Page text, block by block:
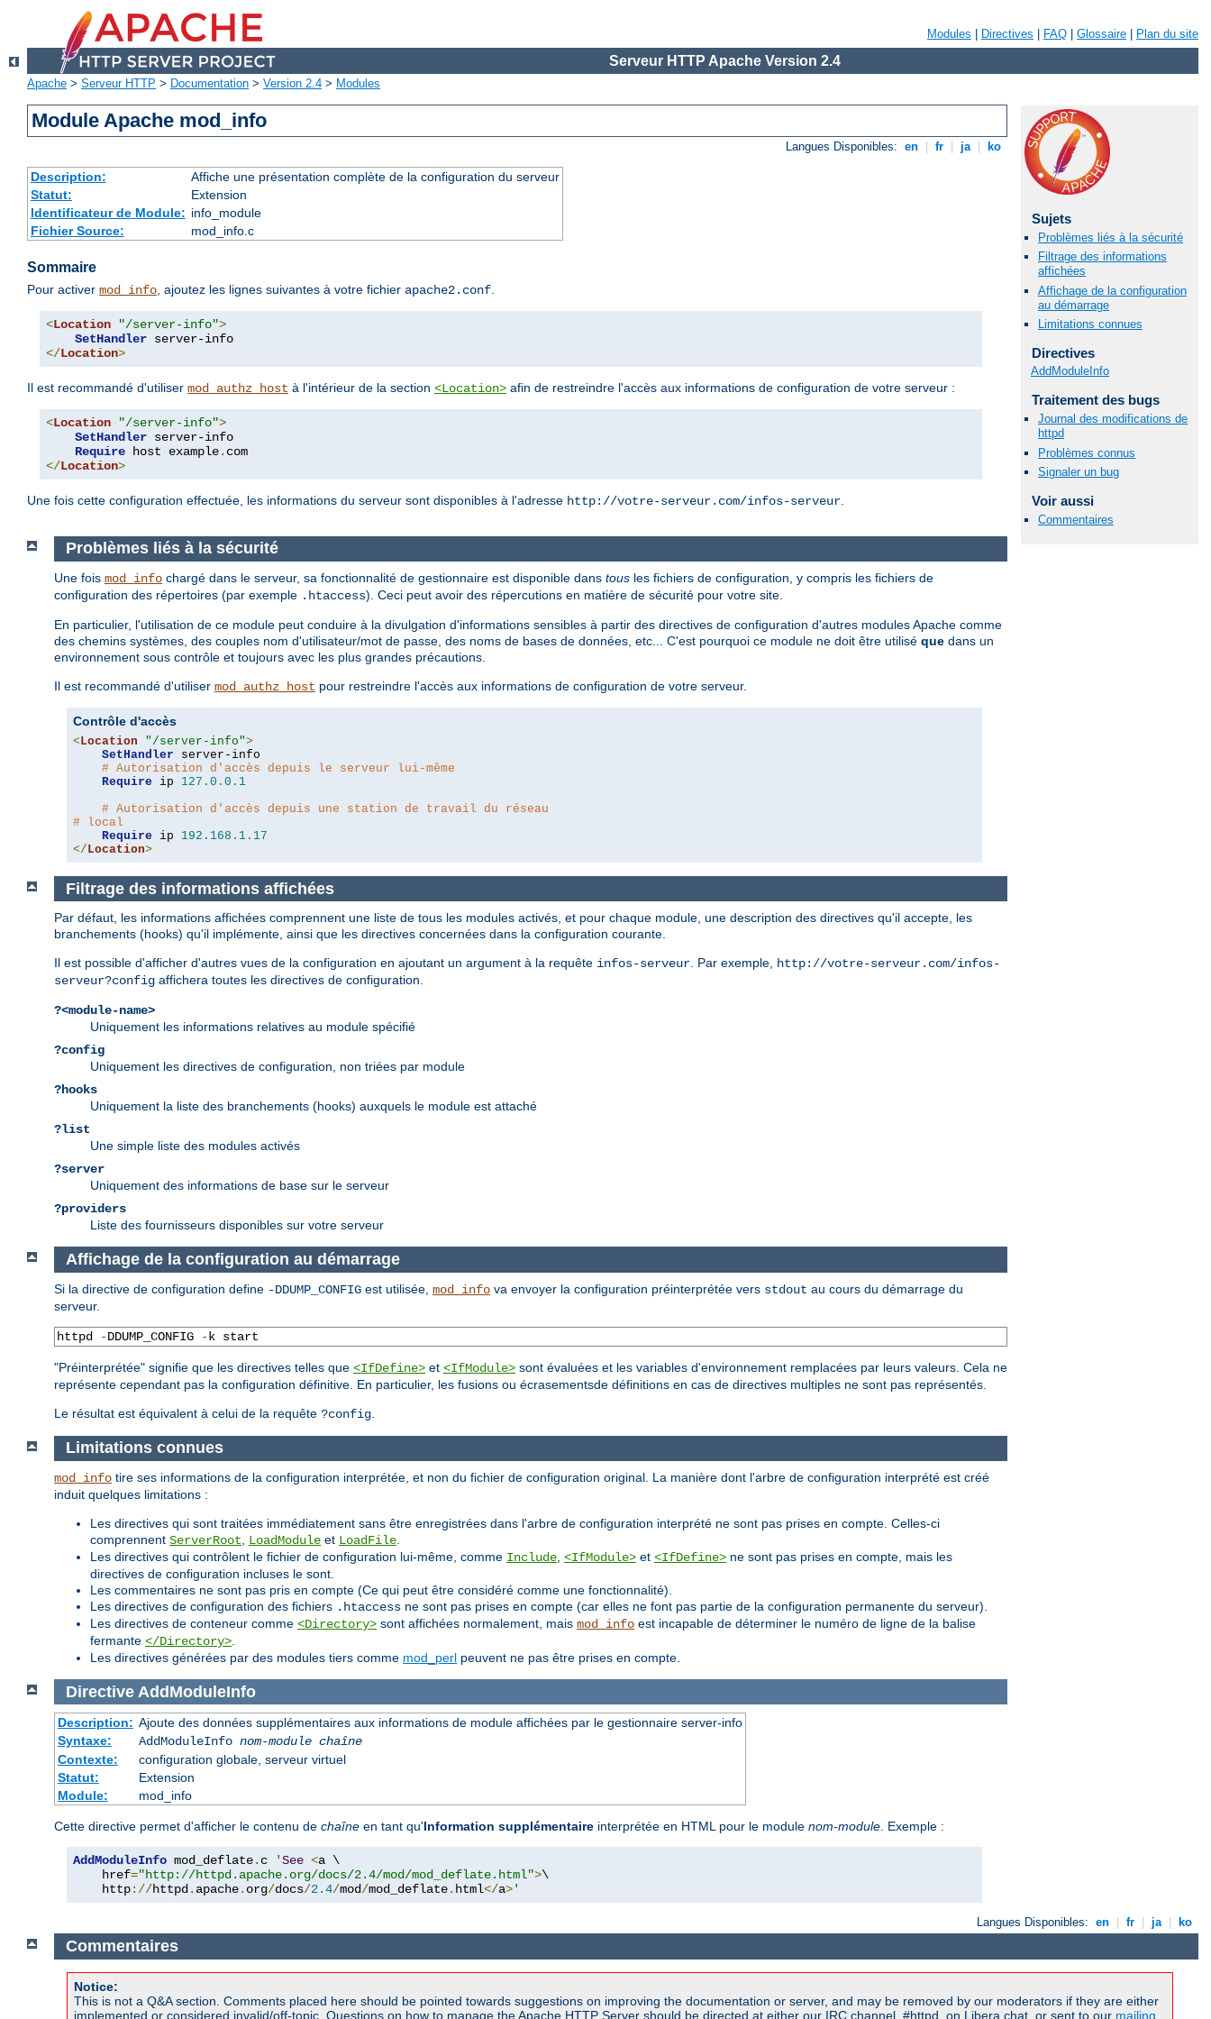
Modules Directives FAQ Glossaire Plan du site
Serveur HTTP Apache Version 2.4
Apache > Serveur HTTP > Documentation > Version 2.4 > Modules
Module Apache mod_info
Langues Disponibles: en fr ja ko
Description:
Affiche une présentation complète de la configuration du serveur
Statut:
Extension
Identificateur de Module: info_module
Fichier Source:
mod_info.c
Sommaire
Pour activer mod_info, ajoutez les lignes suivantes à votre fichier apache2.conf.
<Location "/server-info">
SetHandler
</Location>
Il est recommandé d'utiliser mod_authz_host à l'intérieur de la section <Location> afin de restreindre l'accès aux informations de configuration de votre serveur :
<Location "/server-info">
SetHandler server-info
Require host example.
</Location>
Une fois cette configuration effectuée, les informations du serveur sont disponibles à l'adresse http://votre-serveur.com/infos-serveur.
Sujets
Problèmes liés à la sécurité
Filtrage des informations
affichées
Affichage de la configuration
au démarrage
Limitations connues
Directives
AddModuleInfo
Traitement des bugs
Journal des modifications de
httpd
Problèmes connus
Signaler un bug
Voir aussi
Commentaires
Problèmes liés à la sécurité
Une fois mod_info chargé dans le serveur, sa fonctionnalité de gestionnaire est disponible dans tous les fichiers de configuration, y compris les fichiers de
configuration des répertoires (par exemple .htaccess). Ceci peut avoir des répercutions en matière de sécurité pour votre site.
En particulier, l'utilisation de ce module peut conduire à la divulgation d'informations sensibles à partir des directives de configuration d'autres modules Apache comme
des chemins systèmes, des couples nom d'utilisateur/mot de passe, des noms de bases de données, etc... C'est pourquoi ce module ne doit être utilisé que dans un
environnement sous contrôle et toujours avec les plus grandes précautions.
Il est recommandé d'utiliser mod_authz_host pour restreindre l'accès aux informations de configuration de votre serveur.
Contrôle d'accès
< Location "/server-info">
SetHandler server-info
# Autorisation d'accès depuis le serveur lui-même
Require ip 127.0 . 0.1
# Autorisation d'accès depuis une station de travail du réseau
# local
Require ip 192.168 . 1.17
</ Location>
Filtrage des informations affichées
Par défaut, les informations affichées comprennent une liste de tous les modules activés, et pour chaque module, une description des directives qu'il accepte, les
branchements (hooks) qu'il implémente, ainsi que les directives concernées dans la configuration courante.
Il est possible d'afficher d'autres vues de la configuration en ajoutant un argument à la requête infos-serveur. Par exemple, http://votre-serveur.com/infos-
serveur?config affichera toutes les directives de configuration.
?<module-name>
Uniquement les informations relatives au module spécifié
?config
Uniquement les directives de configuration, non triées par module
?hooks
Uniquement la liste des branchements (hooks) auxquels le module est attaché
?list
Une simple liste des modules activés
?server
Uniquement des informations de base sur le serveur
?providers
Liste des fournisseurs disponibles sur votre serveur
Affichage de la configuration au démarrage
Si la directive de configuration define -DDUMP_CONFIG est utilisée, mod_info va envoyer la configuration préinterprétée vers stdout au cours du démarrage du
serveur.
httpd -DDUMP_CONFIG -k start
"Préinterprétée" signifie que les directives telles que <IfDefine> et <IfModule> sont évaluées et les variables d'environnement remplacées par leurs valeurs. Cela ne
représente cependant pas la configuration définitive. En particulier, les fusions ou écrasementsde définitions en cas de directives multiples ne sont pas représentés.
Le résultat est équivalent à celui de la requête ?config
Limitations connues
mod_info tire ses informations de la configuration interprétée, et non du fichier de configuration original. La manière dont l'arbre de configuration interprété est créé
induit quelques limitations :
Les directives qui sont traitées immédiatement sans être enregistrées dans l'arbre de configuration interprété ne sont pas prises en compte. Celles-ci
comprennent ServerRoot LoadModule et LoadFile
Les directives qui contrôlent le fichier de configuration lui-même, comme Include <IfModule> et <IfDefine> ne sont pas prises en compte, mais les
directives de configuration incluses le sont.
Les commentaires ne sont pas pris en compte (Ce qui peut être considéré comme une fonctionnalité).
Les directives de configuration des fichiers .htaccess ne sont pas prises en compte (car elles ne font pas partie de la configuration permanente du serveur).
Les directives de conteneur comme <Directory> sont affichées normalement, mais mod_info est incapable de déterminer le numéro de ligne de la balise
fermante </Directory>
Les directives générées par des modules tiers comme mod_perl peuvent ne pas être prises en compte.
Directive AddModuleInfo
Description: Ajoute des données supplémentaires aux informations de module affichées par le gestionnaire server-info
Syntaxe:
AddModuleInfo nom-module chaîne
Contexte:
configuration globale, serveur virtuel
Statut:
Extension
Module:
mod_info
Cette directive permet d'afficher le contenu de chaîne en tant qu'Information supplémentaire interprétée en HTML pour le module nom-module. Exemple :
AddModuleInfo mod_deflate. c 'See <a \
    href
="http://httpd.apache.org/docs/2.4/mod/mod_deflate.html">\
    http
://httpd. apache. org/docs/2.4/mod/mod_deflate. html</a>'
Langues Disponibles: en fr ja ko
Commentaires
Notice:
This is not a Q&A section. Comments placed here should be pointed towards suggestions on improving the documentation or server, and may be removed by our moderators if they are either
implemented or considered invalid/off-topic. Questions on how to manage the Apache HTTP Server should be directed at either our IRC channel, #httpd, on Libera.chat, or sent to our mailing